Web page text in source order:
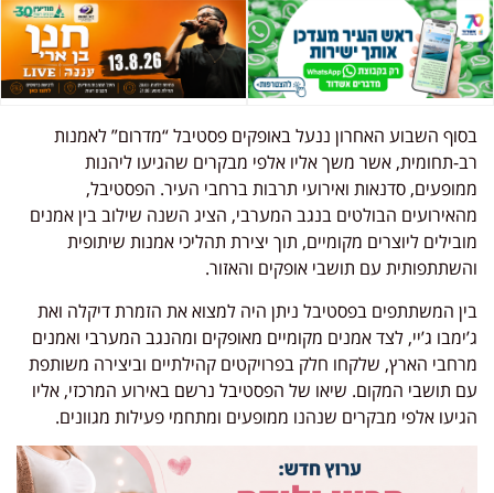
בסוף השבוע האחרון ננעל באופקים פסטיבל “מדרום” לאמנות
רב-תחומית, אשר משך אליו אלפי מבקרים שהגיעו ליהנות
ממופעים, סדנאות ואירועי תרבות ברחבי העיר. הפסטיבל,
מהאירועים הבולטים בנגב המערבי, הציג השנה שילוב בין אמנים
מובילים ליוצרים מקומיים, תוך יצירת תהליכי אמנות שיתופית
והשתתפותית עם תושבי אופקים והאזור.
בין המשתתפים בפסטיבל ניתן היה למצוא את הזמרת דיקלה ואת
ג’ימבו ג’יי, לצד אמנים מקומיים מאופקים ומהנגב המערבי ואמנים
מרחבי הארץ, שלקחו חלק בפרויקטים קהילתיים וביצירה משותפת
עם תושבי המקום. שיאו של הפסטיבל נרשם באירוע המרכזי, אליו
הגיעו אלפי מבקרים שנהנו ממופעים ומתחמי פעילות מגוונים.